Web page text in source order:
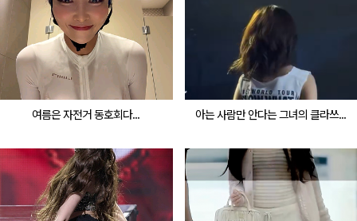
여름은 자전거 동호회다... 아는 사람만 안다는 그녀의 클라쓰...